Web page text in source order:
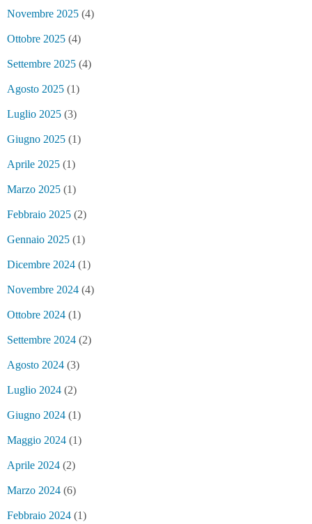
Novembre 2025 (4)
Ottobre 2025 (4)
Settembre 2025 (4)
Agosto 2025 (1)
Luglio 2025 (3)
Giugno 2025 (1)
Aprile 2025 (1)
Marzo 2025 (1)
Febbraio 2025 (2)
Gennaio 2025 (1)
Dicembre 2024 (1)
Novembre 2024 (4)
Ottobre 2024 (1)
Settembre 2024 (2)
Agosto 2024 (3)
Luglio 2024 (2)
Giugno 2024 (1)
Maggio 2024 (1)
Aprile 2024 (2)
Marzo 2024 (6)
Febbraio 2024 (1)